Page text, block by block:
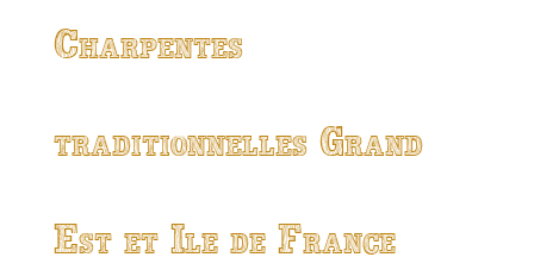
Charpentes
traditionnelles Grand
Est et Ile de France